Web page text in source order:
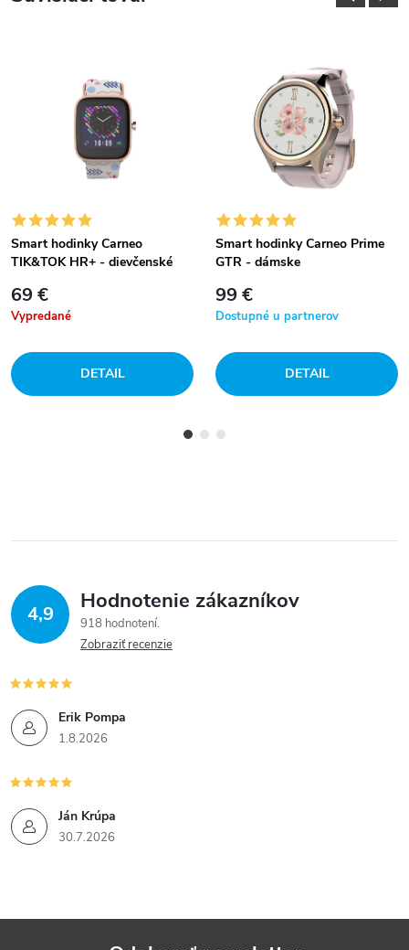
Smart hodinky Carneo
TIK&TOK HR+ - dievčenské
69 €
Vypredané
DETAIL
Smart hodinky Carneo Prime
GTR - dámske
99 €
Dostupné u partnerov
DETAIL
4,9 Hodnotenie zákazníkov
918 hodnotení
Zobraziť recenzie
Erik Pompa
1.8.2026
Ján Krúpa
30.7.2026